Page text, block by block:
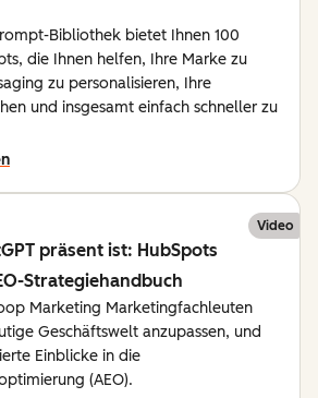
Bibliothek bietet Ihnen 100
die Ihnen helfen, Ihre Marke zu
zu personalisieren, Ihre
und insgesamt einfach schneller zu
Video
präsent ist: HubSpots
Strategiehandbuch
Marketing Marketingfachleuten
Geschäftswelt anzupassen, und
Einblicke in die
(AEO).